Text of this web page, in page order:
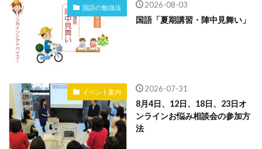
国語の勉強法 2026-08-03
国語「夏期講習・陣中見舞い」
イベント案内 2026-07-31
8月4日、12日、18日、23日オ
ンラインお悩み相談会の参加方
法